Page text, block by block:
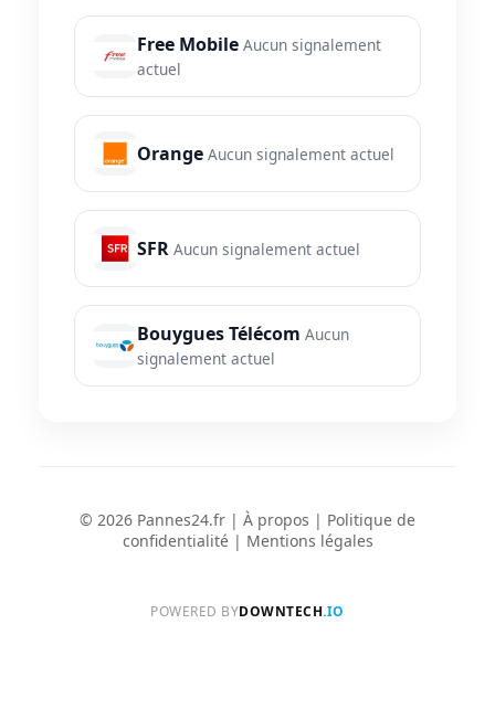
Free Mobile Aucun signalement
actuel
Orange Aucun signalement actuel
SFR Aucun signalement actuel
Bouygues Télécom Aucun
signalement actuel
© 2026 Pannes24.fr | À propos | Politique de
confidentialité| Mentions légales
POWERED BYDOWNTECH.IO